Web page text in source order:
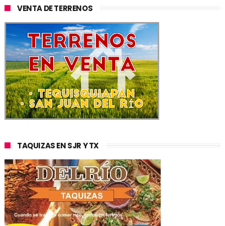
VENTA DE TERRENOS
TAQUIZAS EN SJR Y TX